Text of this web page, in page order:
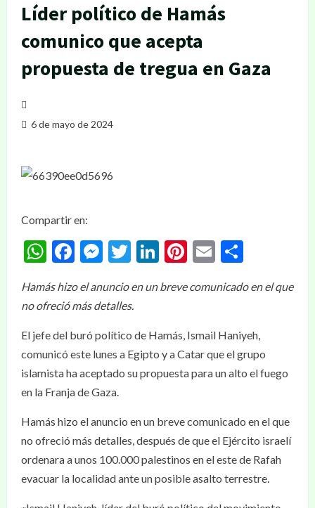
Líder político de Hamás
comunico que acepta
propuesta de tregua en Gaza
6 de mayo de 2024
Compartir en:
WhatsApp
Facebook
Messenger
Twitter
LinkedIn
Pinterest
Email
Hamás hizo el anuncio en un breve comunicado en el que
no ofreció más detalles.
El jefe del buró político de Hamás, Ismail Haniyeh,
comunicó este lunes a Egipto y a Catar que el grupo
islamista ha aceptado su propuesta para un alto el fuego
en la Franja de Gaza.
Hamás hizo el anuncio en un breve comunicado en el que
no ofreció más detalles, después de que el Ejército israelí
ordenara a unos 100.000 palestinos en el este de Rafah
evacuar la localidad ante un posible asalto terrestre.